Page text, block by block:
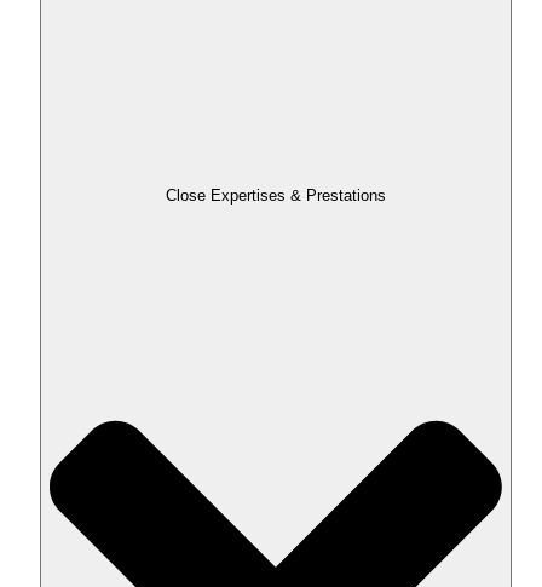
Close Expertises & Prestations